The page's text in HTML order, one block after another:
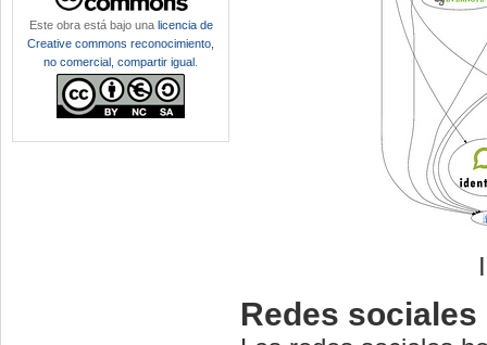
Redes
Este obra está bajo una licencia de
Creative commons reconocimiento,
no comercial, compartir igual